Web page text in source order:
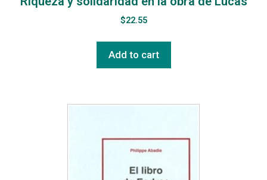
$22.55
Add to cart